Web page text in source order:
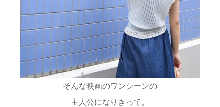
そんな映画のワンシーンの
主人公になりきって。